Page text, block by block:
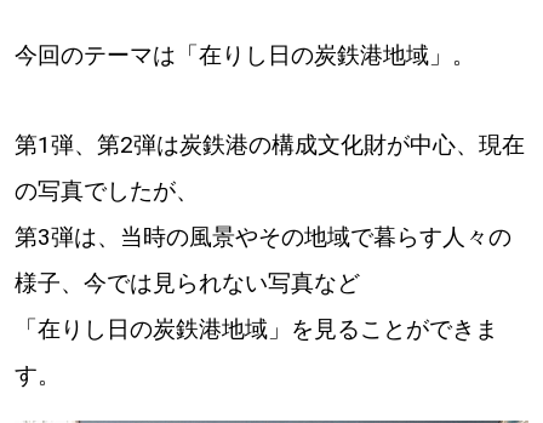
今回のテーマは「在りし日の炭鉄港地域」。
第1弾、第2弾は炭鉄港の構成文化財が中心、現在
の写真でしたが、
第3弾は、当時の風景やその地域で暮らす人々の
様子、今では見られない写真など
「在りし日の炭鉄港地域」を見ることができま
す。